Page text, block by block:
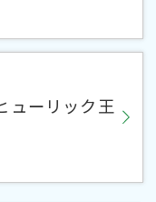
ーリック王